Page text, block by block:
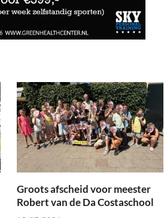
Groots afscheid voor meester
Robert van de Da Costaschool